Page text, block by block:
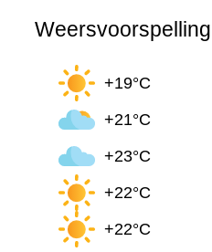
+19°C
+21°C
+23°C
+22°C
+22°C